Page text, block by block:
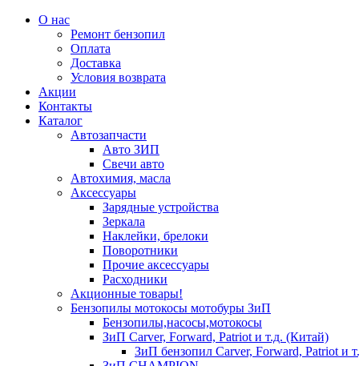
О нас
Ремонт бензопил
Оплата
Доставка
Условия возврата
Акции
Контакты
Каталог
Автозапчасти
Авто ЗИП
Свечи авто
Автохимия, масла
Аксессуары
Зарядные устройства
Зеркала
Наклейки, брелоки
Поворотники
Прочие аксессуары
Расходники
Акционные товары!
Бензопилы мотокосы мотобуры ЗиП
Бензопилы,насосы,мотокосы
ЗиП Carver, Forward, Patriot и т.д. (Китай)
ЗиП бензопил Carver, Forward, Patriot и